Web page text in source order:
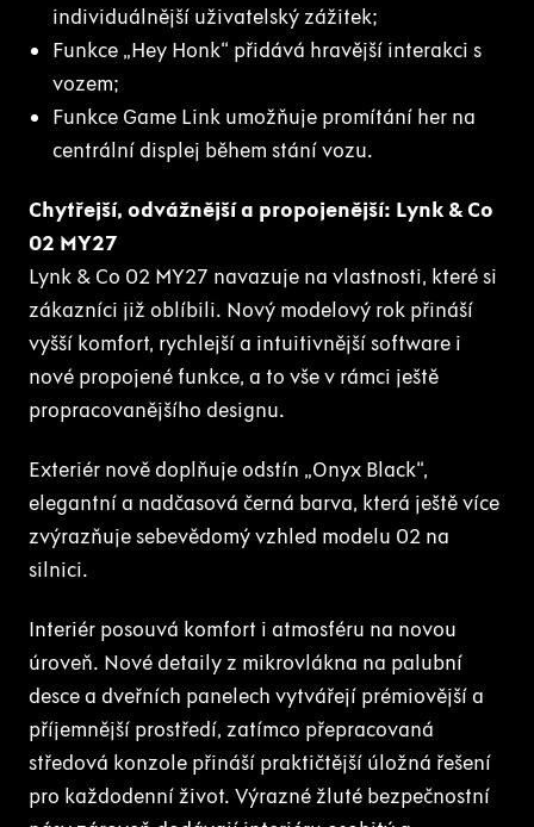
individuálnější uživatelský zážitek;
Funkce „Hey Honk“ přidává hravější interakci s
vozem;
Funkce Game Link umožňuje promítání her na
centrální displej během stání vozu.
Chytřejší, odvážnější a propojenější: Lynk & Co
02 MY27
Lynk & Co 02 MY27 navazuje na vlastnosti, které si
zákazníci již oblíbili. Nový modelový rok přináší
vyšší komfort, rychlejší a intuitivnější software i
nové propojené funkce, a to vše v rámci ještě
propracovanějšího designu.
Exteriér nově doplňuje odstín „Onyx Black“,
elegantní a nadčasová černá barva, která ještě více
zvýrazňuje sebevědomý vzhled modelu 02 na
silnici.
Interiér posouvá komfort i atmosféru na novou
úroveň. Nové detaily z mikrovlákna na palubní
desce a dveřních panelech vytvářejí prémiovější a
příjemnější prostředí, zatímco přepracovaná
středová konzole přináší praktičtější úložná řešení
pro každodenní život. Výrazné žluté bezpečnostní